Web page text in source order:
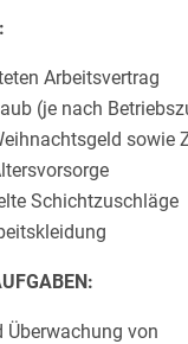
Arbeitsvertrag
(je nach
sowie
Schichtzuschläge
Überwachung von